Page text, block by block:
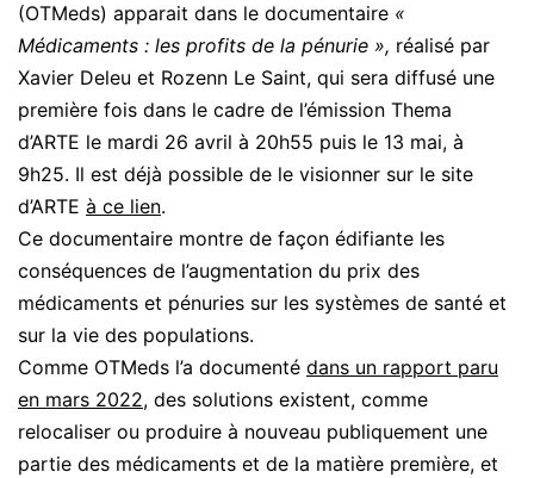
(OTMeds) apparait dans le documentaire «
Médicaments : les profits de la pénurie », réalisé par
Xavier Deleu et Rozenn Le Saint, qui sera diffusé une
première fois dans le cadre de l’émission Thema
d’ARTE le mardi 26 avril à 20h55 puis le 13 mai, à
9h25. Il est déjà possible de le visionner sur le site
d’ARTE à ce lien.
Ce documentaire montre de façon édifiante les
conséquences de l’augmentation du prix des
médicaments et pénuries sur les systèmes de santé et
sur la vie des populations.
Comme OTMeds l’a documenté dans un rapport paru
en mars 2022, des solutions existent, comme
relocaliser ou produire à nouveau publiquement une
partie des médicaments et de la matière première, et